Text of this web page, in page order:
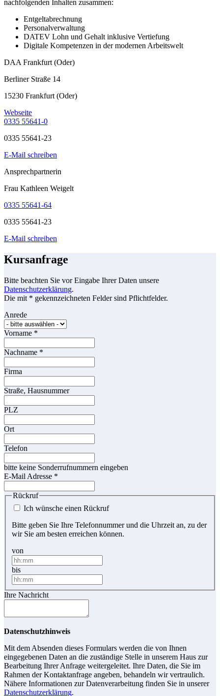
nachfolgenden Inhalten zusammen:
Entgeltabrechnung
Personalverwaltung
DATEV Lohn und Gehalt inklusive Vertiefung
Digitale Kompetenzen in der modernen Arbeitswelt
DAA Frankfurt (Oder)
Berliner Straße 14
15230 Frankfurt (Oder)
Webseite
0335 55641-0
0335 55641-23
E-Mail schreiben
Ansprechpartnerin
Frau Kathleen Weigelt
0335 55641-64
0335 55641-23
E-Mail schreiben
Kursanfrage
Bitte beachten Sie vor Eingabe Ihrer Daten unsere
Datenschutzerklärung.
Die mit * gekennzeichneten Felder sind Pflichtfelder.
Anrede
Vorname *
Nachname *
Firma
Straße, Hausnummer
PLZ
Ort
Telefon
bitte keine Sonderrufnummern eingeben
E-Mail Adresse *
Rückruf
Ich wünsche einen Rückruf
Bitte geben Sie Ihre Telefonnummer und die Uhrzeit an, zu der
wir Sie am besten erreichen können.
von
bis
Ihre Nachricht
Datenschutzhinweis
Mit dem Absenden dieses Formulars werden die von Ihnen
eingegebenen Daten an die zuständige Stelle in unserem Haus zur
Bearbeitung Ihrer Anfrage weitergeleitet. Ihre Daten, die Sie im
Rahmen der Kontaktanfrage angeben, behandeln wir vertraulich.
Nähere Informationen zur Datenverarbeitung finden Sie in unserer
Datenschutzerklärung.